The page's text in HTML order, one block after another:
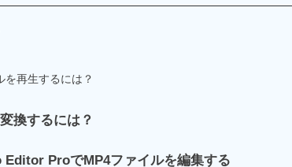
を再生するには？
換するには？
Editor ProでMP4ファイルを編集する